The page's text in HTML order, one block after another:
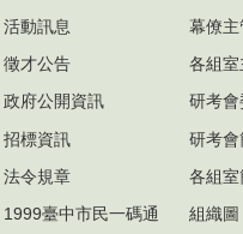
活動訊息
徵才公告
政府公開資訊
招標資訊
法令規章
1999臺中市民一碼通
幕僚主
各組室
研考
研考會
各組室
組織圖